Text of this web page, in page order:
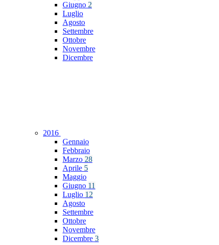
Giugno 2
Luglio
Agosto
Settembre
Ottobre
Novembre
Dicembre
2016
Gennaio
Febbraio
Marzo 28
Aprile 5
Maggio
Giugno 11
Luglio 12
Agosto
Settembre
Ottobre
Novembre
Dicembre 3